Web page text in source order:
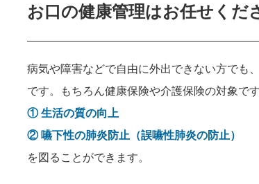
お口の健康管理はお任せくだ
病気や障害などで自由に外出できない方でも
です。もちろん健康保険や介護保険の対象で
① 生活の質の向上
② 嚥下性の肺炎防止（誤嚥性肺炎の防止）
を図ることができます。